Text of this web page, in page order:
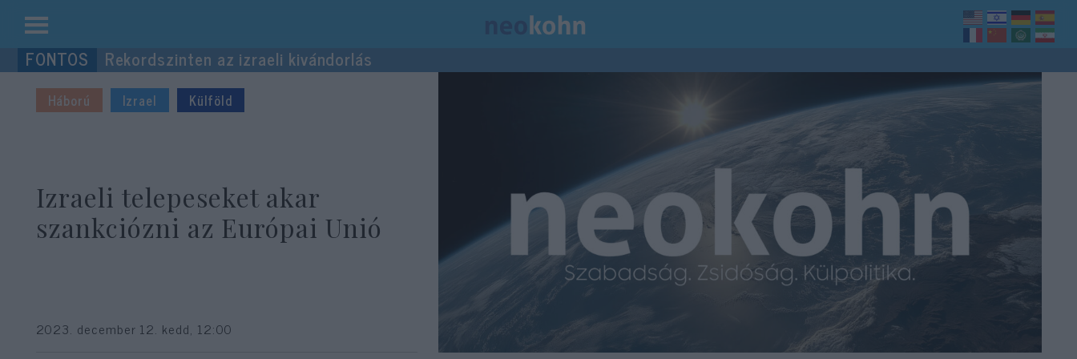
Kilépés
a
tartalomba
Rekordszinten az izraeli kivándorlás
Háború Izrael Külföld
Izraeli telepeseket akar
szankciózni az Európai Unió
2023. december 12. kedd, 12:00